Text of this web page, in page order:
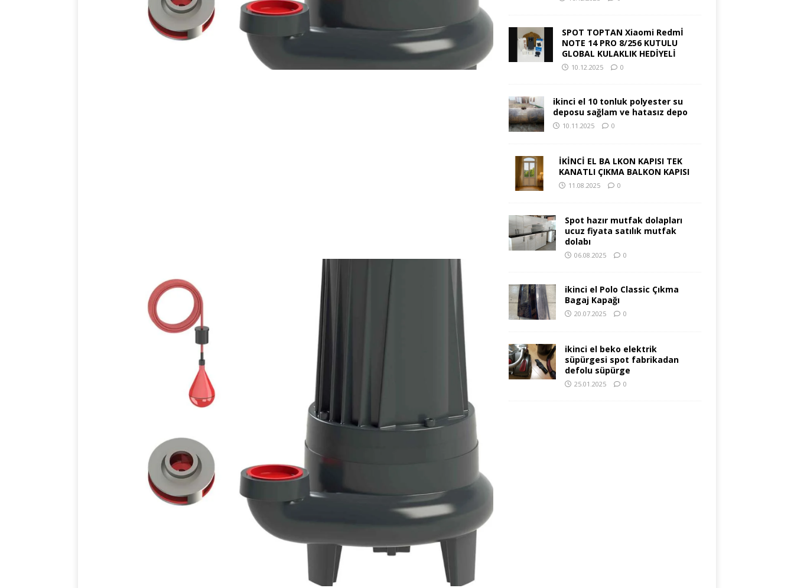
SPOT TOPTAN Xiaomi Redmİ
NOTE 14 PRO 8/256 KUTULU
GLOBAL KULAKLIK HEDİYELİ
10.12.2025 0
ikinci el 10 tonluk polyester su
deposu sağlam ve hatasız depo
10.11.2025 0
İKİNCİ EL BA LKON KAPISI TEK
KANATLI ÇIKMA BALKON KAPISI
11.08.2025 0
Spot hazır mutfak dolapları
ucuz fiyata satılık mutfak
dolabı
06.08.2025 0
ikinci el Polo Classic Çıkma
Bagaj Kapağı
20.07.2025 0
ikinci el beko elektrik
süpürgesi spot fabrikadan
defolu süpürge
25.01.2025 0